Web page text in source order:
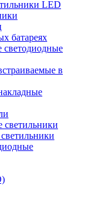
LED
батареях
светодиодные
в
светильники